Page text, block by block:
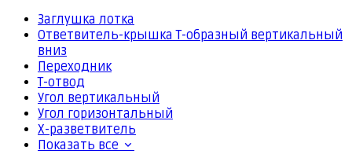
Заглушка лотка
Ответвитель-крышка Т-образный вертикальный
вниз
Переходник
Т-отвод
Угол вертикальный
Угол горизонтальный
Х-разветвитель
Показать все